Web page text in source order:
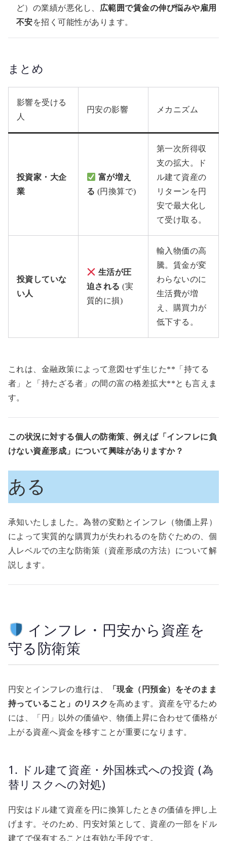
ど）の業績が悪化し、 広範囲で賃金の伸び悩みや雇用
不安を招く可能性があります。
まとめ
影響を受ける
人
円安の影響 メカニズム
投資家・大企
業
富が増え
る (円換算で)
第一次所得収
支の拡大。ド
ル建て資産の
リターンを円
安で最大化し
て受け取る。
投資していな
い人
生活が圧
迫される (実
質的に損)
輸入物価の高
騰。賃金が変
わらないのに
生活費が増
え、購買力が
低下する。
これは、金融政策によって意図せず生じた**「持てる
者」と「持たざる者」の間の富の格差拡大**とも言えま
す。
この状況に対する個人の防衛策、例えば「インフレに負
けない資産形成」について興味がありますか？
ある
承知いたしました。為替の変動とインフレ（物価上昇）
によって実質的な購買力が失われるのを防ぐための、個
人レベルでの主な防衛策（資産形成の方法）について解
説します。
インフレ・円安から資産を
守る防衛策
円安とインフレの進行は、
「現金（円預金）をそのまま
持っていること」のリスク を高めます。資産を守るため
には、「円」以外の価値や、物価上昇に合わせて価格が
上がる資産へ資金を移すことが重要になります。
1. ドル建て資産・外国株式への投資 (為
替リスクへの対処)
円安はドル建て資産を円に換算したときの価値を押し上
げます。そのため、円安対策として、資産の一部をドル
建てで保有することは有効な手段です。